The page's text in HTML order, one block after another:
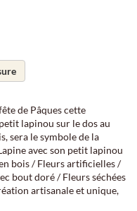
de Pâques cette
lapinou sur le dos au
sera le symbole de la
avec son petit lapinou
bois / Fleurs artificielles /
bout doré / Fleurs séchées
artisanale et unique,